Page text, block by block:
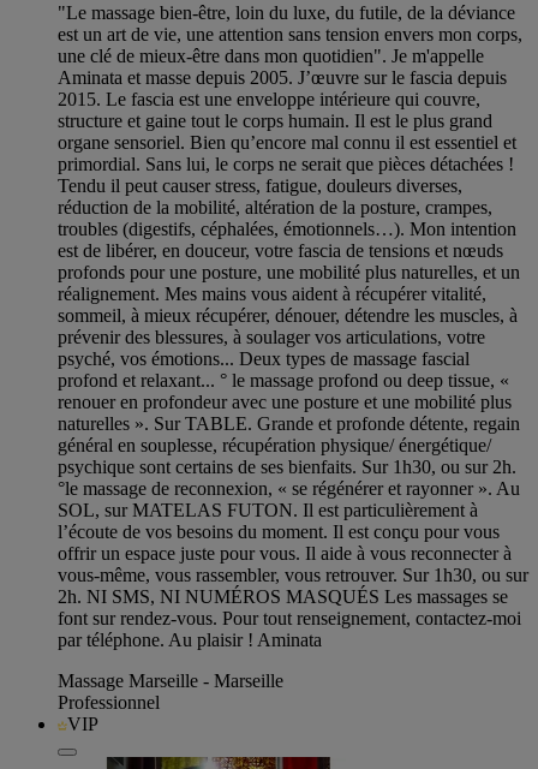
"Le massage bien-être, loin du luxe, du futile, de la déviance
est un art de vie, une attention sans tension envers mon corps,
une clé de mieux-être dans mon quotidien". Je m'appelle
Aminata et masse depuis 2005. J’œuvre sur le fascia depuis
2015. Le fascia est une enveloppe intérieure qui couvre,
structure et gaine tout le corps humain. Il est le plus grand
organe sensoriel. Bien qu’encore mal connu il est essentiel et
primordial. Sans lui, le corps ne serait que pièces détachées !
Tendu il peut causer stress, fatigue, douleurs diverses,
réduction de la mobilité, altération de la posture, crampes,
troubles (digestifs, céphalées, émotionnels…). Mon intention
est de libérer, en douceur, votre fascia de tensions et nœuds
profonds pour une posture, une mobilité plus naturelles, et un
réalignement. Mes mains vous aident à récupérer vitalité,
sommeil, à mieux récupérer, dénouer, détendre les muscles, à
prévenir des blessures, à soulager vos articulations, votre
psyché, vos émotions... Deux types de massage fascial
profond et relaxant... ° le massage profond ou deep tissue, «
renouer en profondeur avec une posture et une mobilité plus
naturelles ». Sur TABLE. Grande et profonde détente, regain
général en souplesse, récupération physique/ énergétique/
psychique sont certains de ses bienfaits. Sur 1h30, ou sur 2h.
°le massage de reconnexion, « se régénérer et rayonner ». Au
SOL, sur MATELAS FUTON. Il est particulièrement à
l’écoute de vos besoins du moment. Il est conçu pour vous
offrir un espace juste pour vous. Il aide à vous reconnecter à
vous-même, vous rassembler, vous retrouver. Sur 1h30, ou sur
2h. NI SMS, NI NUMÉROS MASQUÉS Les massages se
font sur rendez-vous. Pour tout renseignement, contactez-moi
par téléphone. Au plaisir ! Aminata
Massage Marseille - Marseille
Professionnel
VIP